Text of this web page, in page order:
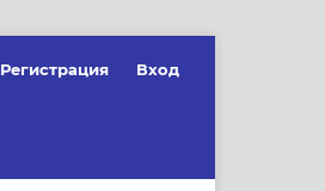
Регистрация Вход